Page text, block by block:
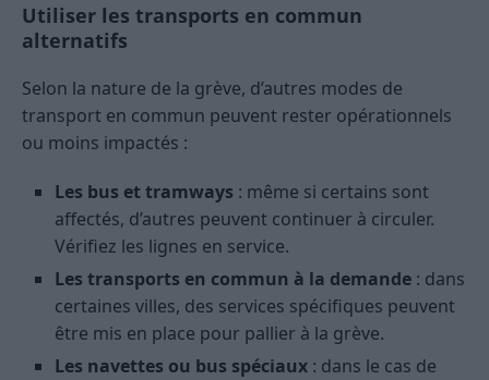
Utiliser les transports en commun
alternatifs
Selon la nature de la grève, d’autres modes de
transport en commun peuvent rester opérationnels
ou moins impactés :
Les bus et tramways : même si certains sont
affectés, d’autres peuvent continuer à circuler.
Vérifiez les lignes en service.
Les transports en commun à la demande : dans
certaines villes, des services spécifiques peuvent
être mis en place pour pallier à la grève.
Les navettes ou bus spéciaux : dans le cas de